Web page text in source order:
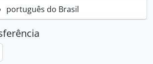
português do Brasil